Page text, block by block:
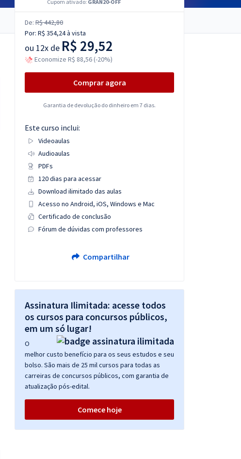
Cupom ativado: GRAN20-OFF
De: R$ 442,80
Por: R$ 354,24à vista
ou 12x de R$ 29,52
Economize R$ 88,56 (-20%)
Comprar agora
Garantia de devolução do dinheiro em 7 dias.
Este curso inclui:
Videoaulas
Audioaulas
PDFs
120 dias para acessar
Download ilimitado das aulas
Acesso no Android, iOS, Windows e Mac
Certificado de conclusão
Fórum de dúvidas com professores
Compartilhar
Assinatura Ilimitada: acesse todos
os cursos para concursos públicos,
em um só lugar!
O
melhor custo benefício para os seus estudos e seu
bolso. São mais de 25 mil cursos para todas as
carreiras de concursos públicos, com garantia de
atualização pós-edital.
Comece hoje